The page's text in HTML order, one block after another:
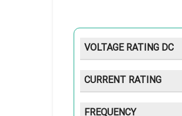
VOLTAGE RATING DC
CURRENT RATING
FREQUENCY